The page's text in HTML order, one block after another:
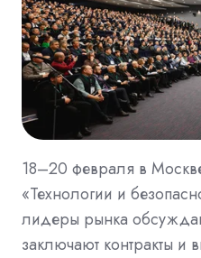
18–20 февраля в
«Технологии и
лидеры рынка
заключают контракты и